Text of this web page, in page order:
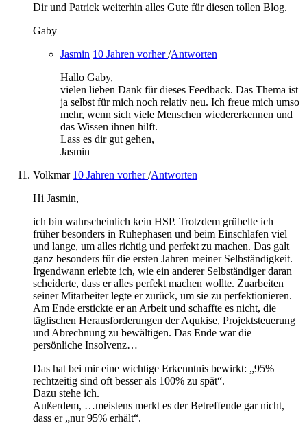
Dir und Patrick weiterhin alles Gute für diesen tollen Blog.
Gaby
Jasmin 10 Jahren vorher/Antworten
Hallo Gaby,
vielen lieben Dank für dieses Feedback. Das Thema ist
ja selbst für mich noch relativ neu. Ich freue mich umso
mehr, wenn sich viele Menschen wiedererkennen und
das Wissen ihnen hilft.
Lass es dir gut gehen,
Jasmin
Volkmar 10 Jahren vorher/Antworten
Hi Jasmin,
ich bin wahrscheinlich kein HSP. Trotzdem grübelte ich
früher besonders in Ruhephasen und beim Einschlafen viel
und lange, um alles richtig und perfekt zu machen. Das galt
ganz besonders für die ersten Jahren meiner Selbständigkeit.
Irgendwann erlebte ich, wie ein anderer Selbständiger daran
scheiderte, dass er alles perfekt machen wollte. Zuarbeiten
seiner Mitarbeiter legte er zurück, um sie zu perfektionieren.
Am Ende erstickte er an Arbeit und schaffte es nicht, die
täglischen Herausforderungen der Aqukise, Projektsteuerung
und Abrechnung zu bewältigen. Das Ende war die
persönliche Insolvenz…
Das hat bei mir eine wichtige Erkenntnis bewirkt: „95%
rechtzeitig sind oft besser als 100% zu spät“.
Dazu stehe ich.
Außerdem, …meistens merkt es der Betreffende gar nicht,
dass er „nur 95% erhält“.